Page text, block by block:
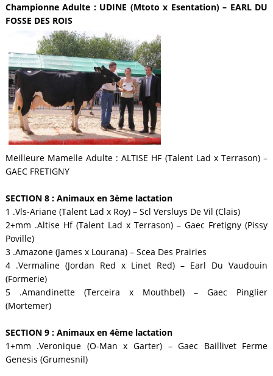
Championne Adulte : UDINE (Mtoto x Esentation) – EARL DU
FOSSE DES ROIS
Meilleure Mamelle Adulte : ALTISE HF (Talent Lad x Terrason) –
GAEC FRETIGNY
SECTION 8 : Animaux en 3ème lactation
1 .Vls-Ariane (Talent Lad x Roy) – Scl Versluys De Vil (Clais)
2+mm .Altise Hf (Talent Lad x Terrason) – Gaec Fretigny (Pissy
Poville)
3 .Amazone (James x Lourana) – Scea Des Prairies
4 .Vermaline (Jordan Red x Linet Red) – Earl Du Vaudouin
(Formerie)
5 .Amandinette (Terceira x Mouthbel) – Gaec Pinglier
(Mortemer)
SECTION 9 : Animaux en 4ème lactation
1+mm .Veronique (O-Man x Garter) – Gaec Baillivet Ferme
Genesis (Grumesnil)